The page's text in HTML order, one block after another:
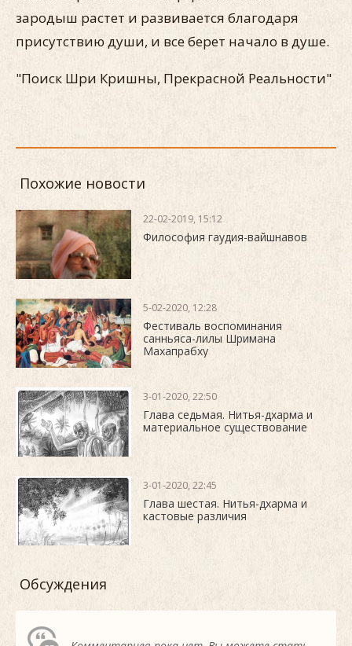
зародыш растет и развивается благодаря
присутствию души, и все берет начало в душе.
"Поиск Шри Кришны, Прекрасной Реальности"
Похожие новости
22-02-2019, 15:12
Философия гаудия-вайшнавов
5-02-2020, 12:28
Фестиваль воспоминания
санньяса-лилы Шримана
Махапрабху
3-01-2020, 22:50
Глава седьмая. Нитья-дхарма и
материальное существование
3-01-2020, 22:45
Глава шестая. Нитья-дхарма и
кастовые различия
Обсуждения